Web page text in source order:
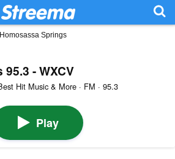
Homosassa Springs
95.3 - WXCV
Hit Music & More · FM · 95.3
Play